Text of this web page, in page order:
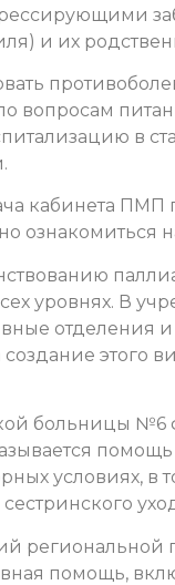
и их
вопросам
в
кабинета ПМП
ознакомиться
уровнях. В
отделения
этого
больницы №6
помощь
условиях, в
региональной
помощь,